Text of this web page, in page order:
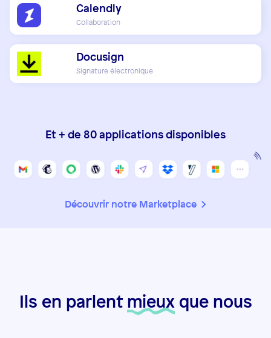
Calendly
Collaboration
Docusign
Signature électronique
Et + de 80 applications disponibles
Découvrir notre Marketplace
Ils en parlent mieuxque nous